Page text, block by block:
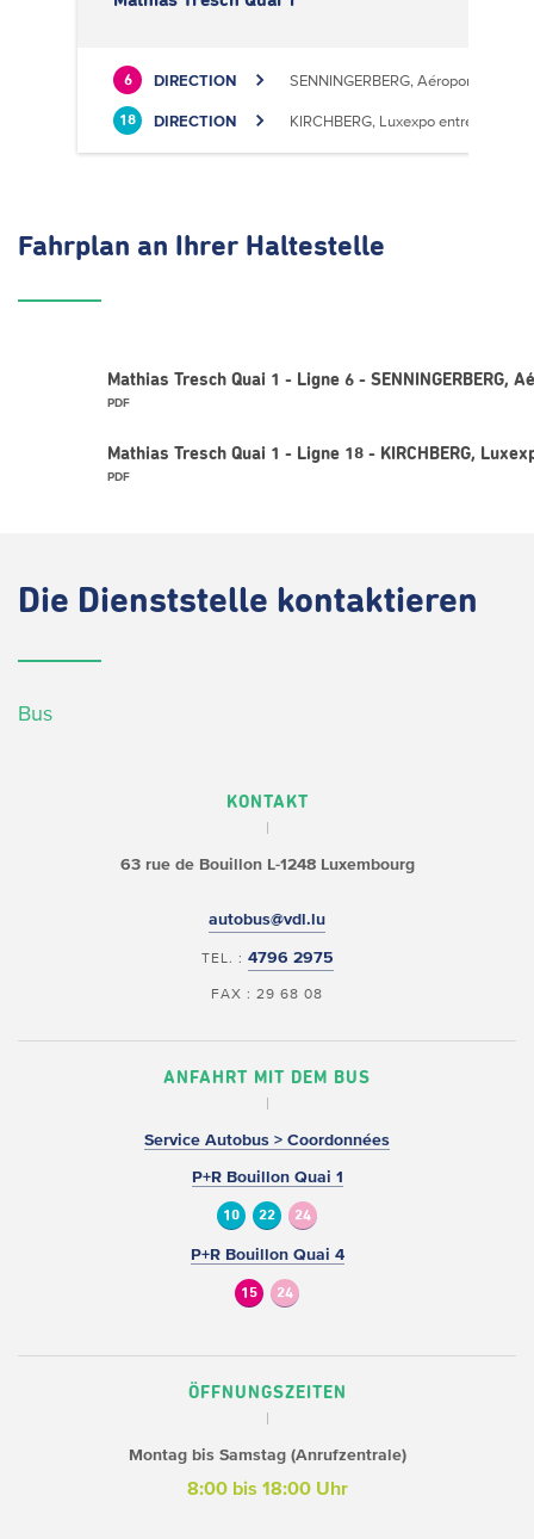
6 DIRECTION SENNINGERBERG, Aéroport
18 DIRECTION KIRCHBERG, Luxexpo entrée Sud
Fahrplan an Ihrer Haltestelle
Mathias Tresch Quai 1 - Ligne 6 - SENNINGERBERG,
PDF
Mathias Tresch Quai 1 - Ligne 18 - KIRCHBERG,
PDF
Die Dienststelle kontaktieren
Bus
KONTAKT
63 rue de BouillonL-1248 Luxembourg
autobus@vdl.lu
TEL. : 4796 2975
FAX : 29 68 08
ANFAHRT MIT DEM BUS
Service Autobus > Coordonnées
P+R Bouillon Quai 1
10 22 24
P+R Bouillon Quai 4
15 24
ÖFFNUNGSZEITEN
Montag bis Samstag (Anrufzentrale)
8:00 bis 18:00 Uhr